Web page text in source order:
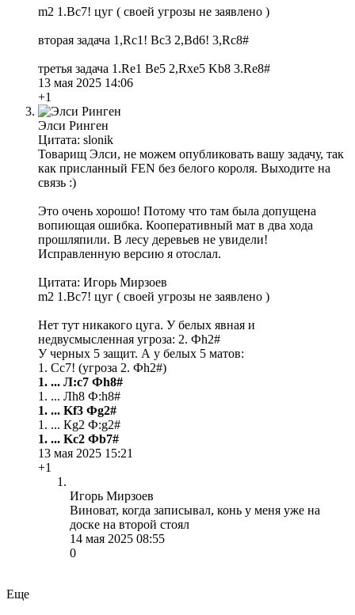
m2 1.Bc7! цуг ( своей угрозы не заявлено )
вторая задача 1,Rc1! Bc3 2,Bd6! 3,Rc8#
третья задача 1.Re1 Be5 2,Rxe5 Kb8 3.Re8#
13 мая 2025 14:06
+1
Элси Ринген
Цитата: slonik
Товарищ Элси, не можем опубликовать вашу задачу, так
как присланный FEN без белого короля. Выходите на
связь :)
Это очень хорошо! Потому что там была допущена
вопиющая ошибка. Кооперативный мат в два хода
прошляпили. В лесу деревьев не увидели!
Исправленную версию я отослал.
Цитата: Игорь Мирзоев
m2 1.Bc7! цуг ( своей угрозы не заявлено )
Нет тут никакого цуга. У белых явная и
недвусмысленная угроза: 2. Фh2#
У черных 5 защит. А у белых 5 матов:
1. Сс7! (угроза 2. Фh2#)
1. ... Л:с7 Фh8#
1. ... Лh8 Ф:h8#
1. ... Kf3 Фg2#
1. ... Кg2 Ф:g2#
1. ... Kc2 Фb7#
13 мая 2025 15:21
+1
Игорь Мирзоев
Виноват, когда записывал, конь у меня уже на
доске на второй стоял
14 мая 2025 08:55
0
Еще